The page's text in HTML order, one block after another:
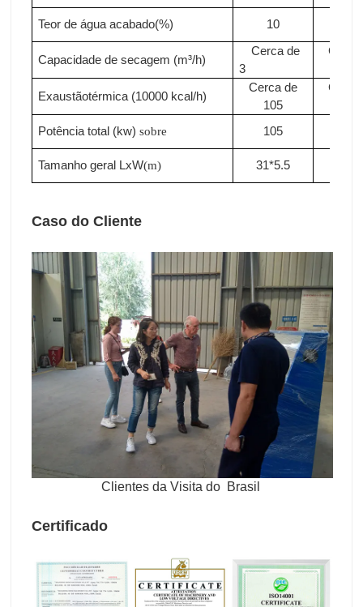
Teor de água acabado(%) 10
Capacidade de secagem (m³/h)
Cerca de
3
Cerca
Exaustãotérmica (10000 kcal/h)
Cerca de
105
Cerca
Potência total (kw) sobre 105
Tamanho geral LxW(m) 31*5.5
Caso do Cliente
Clientes da Visita do Brasil
Certificado